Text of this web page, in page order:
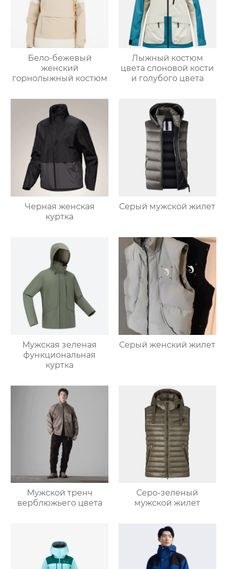
Бело-бежевый
женский
горнолыжный костюм
Лыжный костюм
цвета слоновой кости
и голубого цвета
Черная женская
куртка
Серый мужской жилет
Мужская зеленая
функциональная
куртка
Серый женский жилет
Мужской тренч
верблюжьего цвета
Серо-зеленый
мужской жилет